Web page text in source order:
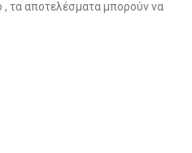
τα αποτελέσματα μπορούν να